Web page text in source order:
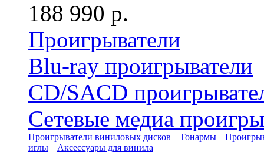
188 990 р.
Проигрыватели
Blu-ray проигрыватели
CD/SACD
Сетевые медиа
Проигрыватели виниловых дисков Тонармы
иглы
Аксессуары для винила